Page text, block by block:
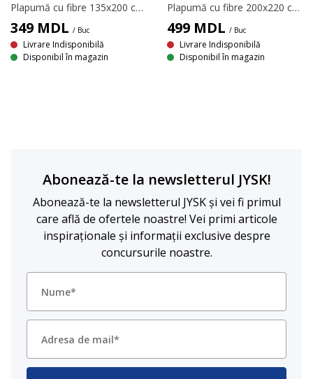
Plapumă cu fibre 135x200 cm cu umplutură ușoară din fibră goală de poliester, 500 g. Țesătură moale din 100% microfibră poliester. Temperatură spălare: 60°C.
349 MDL / Buc
Livrare Indisponibilă
Disponibil în magazin
Plapumă cu fibre 200x220 cm cu umplutură ușoară din fibră goală de poliester, 500 g. Țesătură moale din 100% microfibră poliester. Temperatură spălare: 40°C.
499 MDL / Buc
Livrare Indisponibilă
Disponibil în magazin
Abonează-te la newsletterul JYSK!
Abonează-te la newsletterul JYSK și vei fi primul
care află de ofertele noastre! Vei primi articole
inspiraționale și informații exclusive despre
concursurile noastre.